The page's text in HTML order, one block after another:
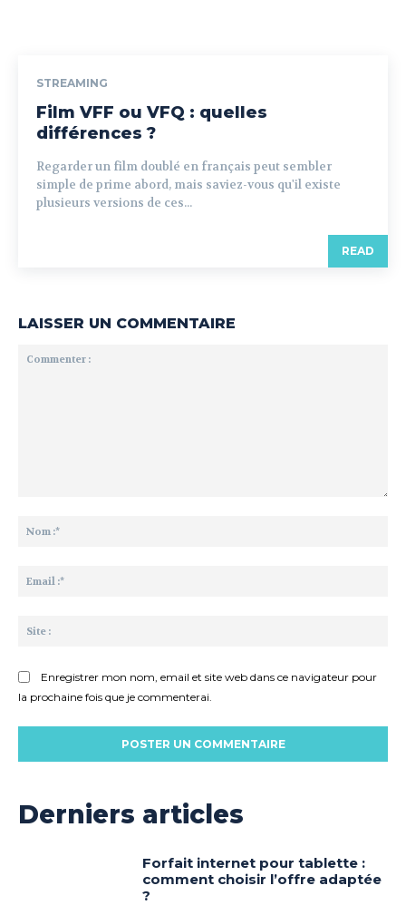
STREAMING
Film VFF ou VFQ : quelles
différences ?
Regarder un film doublé en français peut sembler
simple de prime abord, mais saviez-vous qu'il existe
plusieurs versions de ces...
READ
LAISSER UN COMMENTAIRE
Enregistrer mon nom, email et site web dans ce navigateur pour
la prochaine fois que je commenterai.
Derniers articles
Forfait internet pour tablette :
comment choisir l’offre adaptée
?